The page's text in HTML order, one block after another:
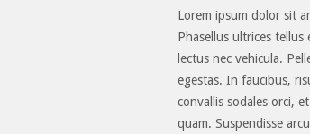
Lorem ipsum dolor sit
Phasellus ultrices
lectus nec vehicula.
egestas. In faucibus,
convallis sodales orci,
quam. Suspendisse